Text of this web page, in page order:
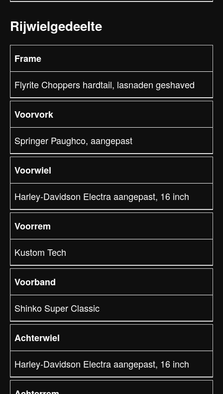
Rijwielgedeelte
Frame
Flyrite Choppers hardtail, lasnaden geshaved
Voorvork
Springer Paughco, aangepast
Voorwiel
Harley-Davidson Electra aangepast, 16 inch
Voorrem
Kustom Tech
Voorband
Shinko Super Classic
Achterwiel
Harley-Davidson Electra aangepast, 16 inch